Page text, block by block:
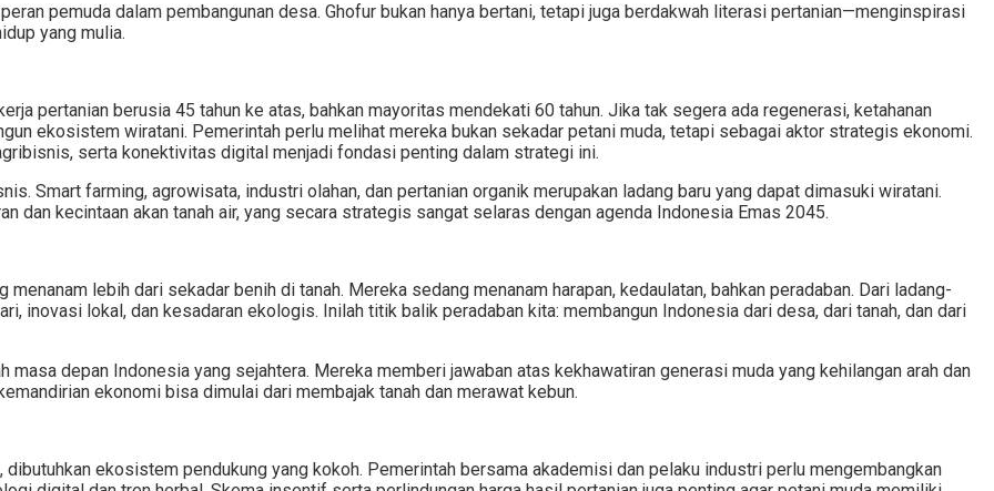
pemuda dalam pembangunan desa. Ghofur bukan hanya bertani, tetapi juga berdakwah literasi pertanian—menginspirasi
yang mulia.
pertanian berusia 45 tahun ke atas, bahkan mayoritas mendekati 60 tahun. Jika tak segera ada regenerasi, ketahanan
ekosistem wiratani. Pemerintah perlu melihat mereka bukan sekadar petani muda, tetapi sebagai aktor strategis ekonomi.
serta konektivitas digital menjadi fondasi penting dalam strategi ini.
Smart farming, agrowisata, industri olahan, dan pertanian organik merupakan ladang baru yang dapat dimasuki wiratani.
dan kecintaan akan tanah air, yang secara strategis sangat selaras dengan agenda Indonesia Emas 2045.
lebih dari sekadar benih di tanah. Mereka sedang menanam harapan, kedaulatan, bahkan peradaban. Dari ladang-
inovasi lokal, dan kesadaran ekologis. Inilah titik balik peradaban kita: membangun Indonesia dari desa, dari tanah, dan dari
masa depan Indonesia yang sejahtera. Mereka memberi jawaban atas kekhawatiran generasi muda yang kehilangan arah dan
ekonomi bisa dimulai dari membajak tanah dan merawat kebun.
ekosistem pendukung yang kokoh. Pemerintah bersama akademisi dan pelaku industri perlu mengembangkan